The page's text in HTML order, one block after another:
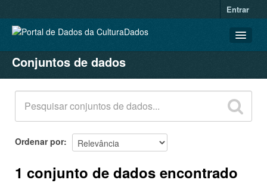
Entrar
CONJUNTOS DE DADOS
ORGANIZAÇÕES
GRUPOS
SOBRE
Conjuntos de dados
Ordenar por
1 conjunto de dados encontrado